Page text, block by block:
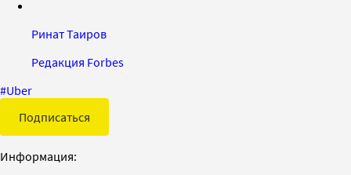
Ринат Таиров
Редакция Forbes
#Uber
Подписаться
Информация: